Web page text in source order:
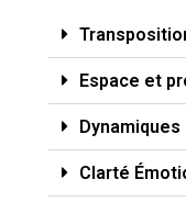
Espace et
Dynamiques
Clarté